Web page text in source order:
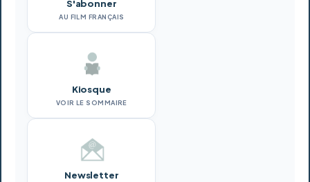
S'abonner
AU FILM FRANÇAIS
Kiosque
VOIR LE SOMMAIRE
Newsletter